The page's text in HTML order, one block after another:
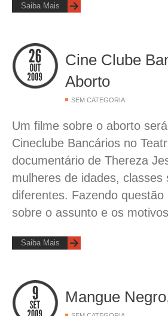
Saiba Mais
Cine Clube
Aborto
SEM CATEGORIA
Um filme sobre o aborto
Cineclube Bancários no
documentário de Thereza
mulheres de idades,
diferentes. Fazendo
sobre o assunto e os
Saiba Mais
Mangue